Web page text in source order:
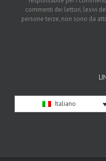
commenti dei lettori, lesivi
persone terze, non sono da
Italiano